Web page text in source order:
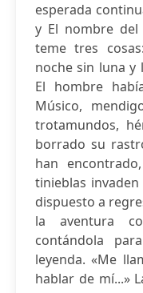
esperada
y El nombre del
teme tres
noche sin luna y
El hombre
Músico,
trotamundos,
borrado su
han
tinieblas
dispuesto a
la aventura
contándola
leyenda. «Me
hablar de mí...»